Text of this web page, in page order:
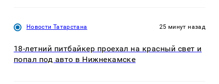
Новости Татарстана 25 минут назад
18-летний питбайкер проехал на красный свет и
попал под авто в Нижнекамске